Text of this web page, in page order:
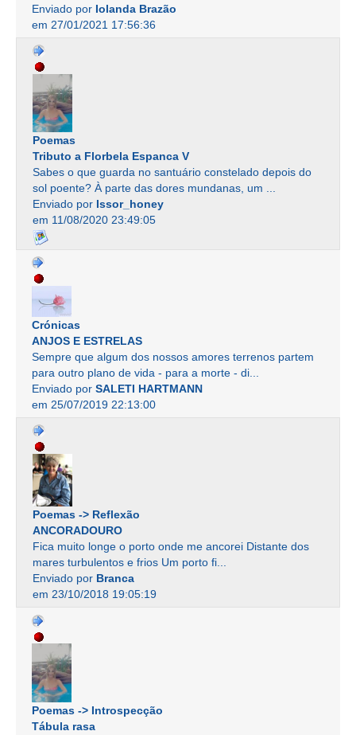
Enviado por Iolanda Brazão
em 27/01/2021 17:56:36
Poemas
Tributo a Florbela Espanca V
Sabes o que guarda no santuário constelado depois do
sol poente? À parte das dores mundanas, um ...
Enviado por Issor_honey
em 11/08/2020 23:49:05
Crónicas
ANJOS E ESTRELAS
Sempre que algum dos nossos amores terrenos partem
para outro plano de vida - para a morte - di...
Enviado por SALETI HARTMANN
em 25/07/2019 22:13:00
Poemas -> Reflexão
ANCORADOURO
Fica muito longe o porto onde me ancorei Distante dos
mares turbulentos e frios Um porto fi...
Enviado por Branca
em 23/10/2018 19:05:19
Poemas -> Introspecção
Tábula rasa